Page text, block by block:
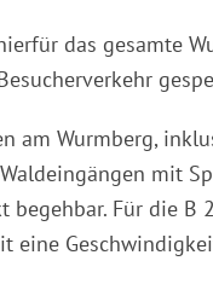
das gesamte
am Wurmberg,
mit
begehbar. Für die
eine